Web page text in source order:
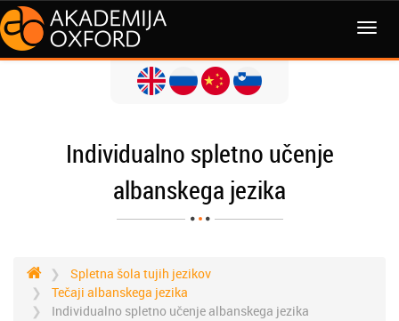
MENI
Individualno spletno učenje
albanskega jezika
Spletna šola tujih jezikov
Tečaji albanskega jezika
Individualno spletno učenje albanskega jezika